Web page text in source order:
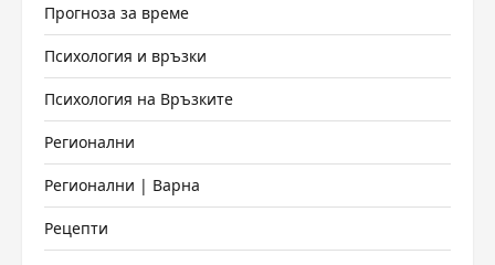
Прогноза за време
Психология и връзки
Психология на Връзките
Регионални
Регионални | Варна
Рецепти